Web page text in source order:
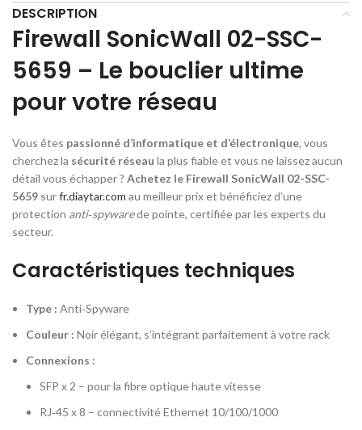
DESCRIPTION
Firewall SonicWall 02-SSC-
5659 – Le bouclier ultime
pour votre réseau
Vous êtes passionné d’informatique et d’électronique, vous
cherchez la sécurité réseau la plus fiable et vous ne laissez aucun
détail vous échapper ? Achetez le Firewall SonicWall 02-SSC-
5659 surfr.diaytar.com au meilleur prix et bénéficiez d’une
protection anti‑spywarede pointe, certifiée par les experts du
secteur.
Caractéristiques techniques
Type : Anti‑Spyware
Couleur : Noir élégant, s’intégrant parfaitement à votre rack
Connexions :
SFP x 2 – pour la fibre optique haute vitesse
RJ‑45 x 8 – connectivité Ethernet 10/100/1000